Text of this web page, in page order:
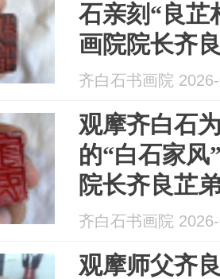
石亲刻“良芷
画院院长齐
齐白石书画院
观摩齐白石
的“白石家风
院长齐良芷
齐白石书画院
观摩师父齐